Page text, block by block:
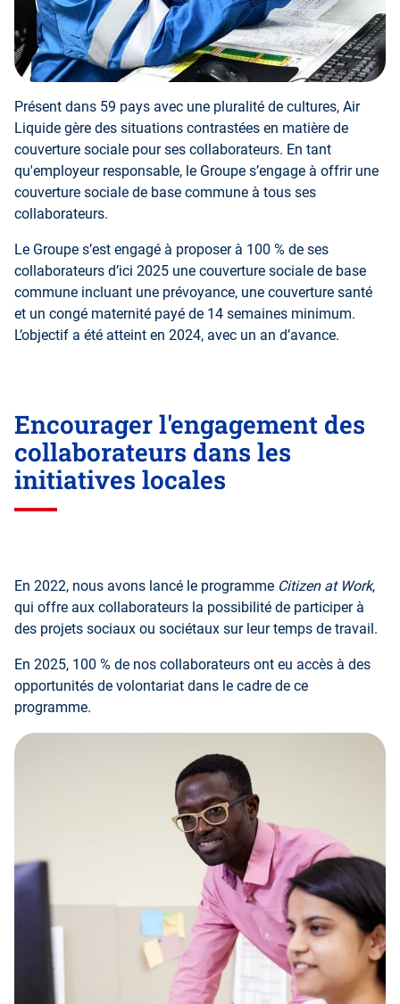
Présent dans 59 pays avec une pluralité de cultures, Air
Liquide gère des situations contrastées en matière de
couverture sociale pour ses collaborateurs. En tant
qu'employeur responsable, le Groupe s’engage à offrir une
couverture sociale de base commune à tous ses
collaborateurs.
Le Groupe s’est engagé à proposer à 100 % de ses
collaborateurs d’ici 2025 une couverture sociale de base
commune incluant une prévoyance, une couverture santé
et un congé maternité payé de 14 semaines minimum.
L’objectif a été atteint en 2024, avec un an d’avance.
Encourager l'engagement des
collaborateurs dans les
initiatives locales
En 2022, nous avons lancé le programme Citizen at Work,
qui offre aux collaborateurs la possibilité de participer à
des projets sociaux ou sociétaux sur leur temps de travail.
En 2025, 100 % de nos collaborateurs ont eu accès à des
opportunités de volontariat dans le cadre de ce
programme.